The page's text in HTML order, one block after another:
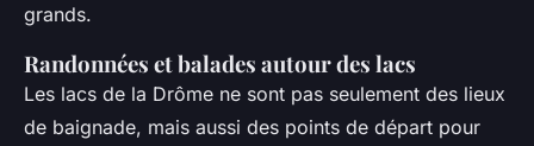
grands.
Randonnées et balades autour des lacs
Les lacs de la Drôme ne sont pas seulement des lieux
de baignade, mais aussi des points de départ pour